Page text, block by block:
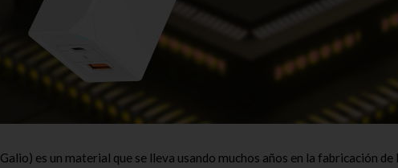
es un material que se lleva usando muchos años en la fabricación de